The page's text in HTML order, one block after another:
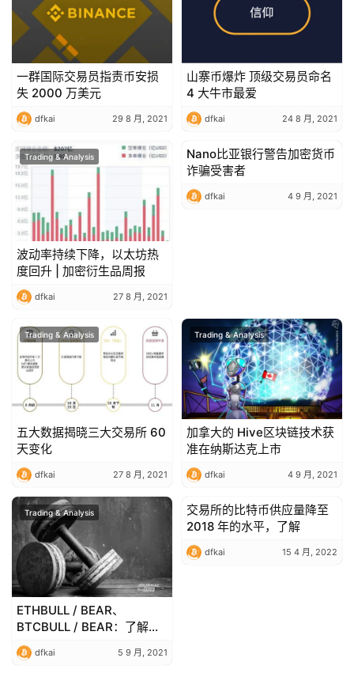
一群国际交易员指责币安损
失 2000 万美元
dfkai 29 8 月, 2021
山寨币爆炸 顶级交易员命名
4 大牛市最爱
dfkai 24 8 月, 2021
Trading & Analysis
波动率持续下降，以太坊热
度回升 | 加密衍生品周报
dfkai 27 8 月, 2021
Trading & Analysis
Nano比亚银行警告加密货币
诈骗受害者
dfkai 4 9 月, 2021
Trading & Analysis
五大数据揭晓三大交易所 60
天变化
dfkai 27 8 月, 2021
Trading & Analysis
加拿大的 Hive区块链技术获
准在纳斯达克上市
dfkai 4 9 月, 2021
Trading & Analysis
ETHBULL / BEAR、
BTCBULL / BEAR：了解杠
杆代币的一切，FTX 创新
dfkai 5 9 月, 2021
Trading & Analysis
交易所的比特币供应量降至
2018 年的水平，了解
dfkai 15 4 月, 2022